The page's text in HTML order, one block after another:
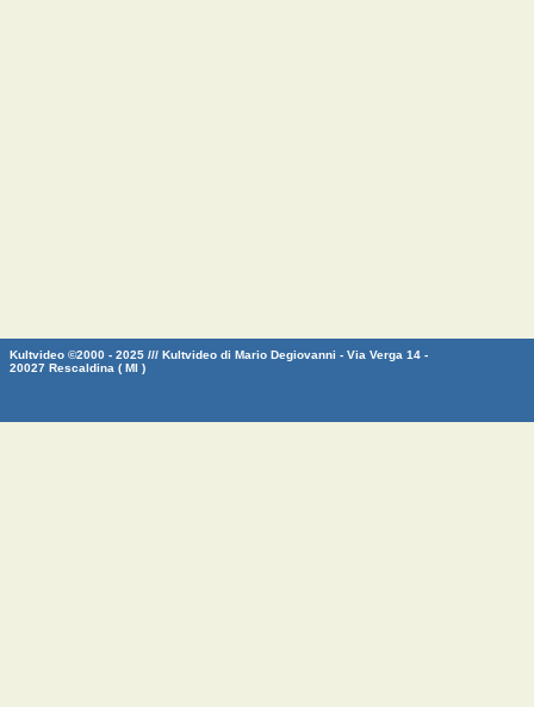
Kultvideo ©2000 - 2025 /// Kultvideo di Mario Degiovanni - Via Verga 14 -
20027 Rescaldina ( MI )